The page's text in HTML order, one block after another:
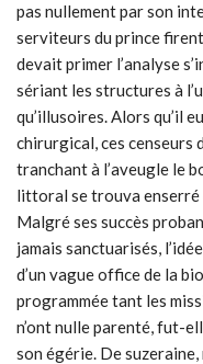
pas nullement par son
serviteurs du prince firent
devait primer l’analyse
sériant les structures à
qu’illusoires. Alors qu’il
chirurgical, ces censeurs
tranchant à l’aveugle le
littoral se trouva
Malgré ses succès
jamais sanctuarisés,
d’un vague office de la
programmée tant les
n’ont nulle parenté, fut-
son égérie. De